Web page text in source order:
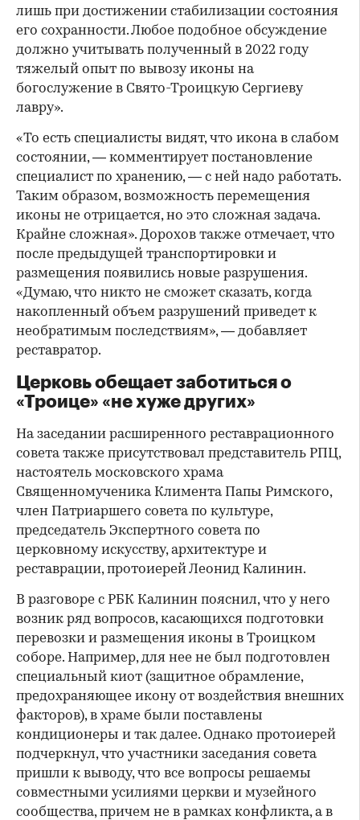
лишь при достижении стабилизации состояния
его сохранности. Любое подобное обсуждение
должно учитывать полученный в 2022 году
тяжелый опыт по вывозу иконы на
богослужение в Свято-Троицкую Сергиеву
лавру».
«То есть специалисты видят, что икона в слабом
состоянии, — комментирует постановление
специалист по хранению, — с ней надо работать.
Таким образом, возможность перемещения
иконы не отрицается, но это сложная задача.
Крайне сложная». Дорохов также отмечает, что
после предыдущей транспортировки и
размещения появились новые разрушения.
«Думаю, что никто не сможет сказать, когда
накопленный объем разрушений приведет к
необратимым последствиям», — добавляет
реставратор.
Церковь обещает заботиться о
«Троице» «не хуже других»
На заседании расширенного реставрационного
совета также присутствовал представитель РПЦ,
настоятель московского храма
Священномученика Климента Папы Римского,
член Патриаршего совета по культуре,
председатель Экспертного совета по
церковному искусству, архитектуре и
реставрации, протоиерей Леонид Калинин.
В разговоре с РБК Калинин пояснил, что у него
возник ряд вопросов, касающихся подготовки
перевозки и размещения иконы в Троицком
соборе. Например, для нее не был подготовлен
специальный киот (защитное обрамление,
предохраняющее икону от воздействия внешних
факторов), в храме были поставлены
кондиционеры и так далее. Однако протоиерей
подчеркнул, что участники заседания совета
пришли к выводу, что все вопросы решаемы
совместными усилиями церкви и музейного
сообщества, причем не в рамках конфликта, а в